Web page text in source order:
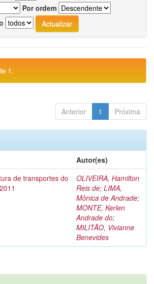
Por ordem
1.
Anterior 1 Próxima
Autor(es)
de transportes do
OLIVEIRA, Hamilton
Reis de; LIMA,
Mônica de Andrade;
MONTE, Kerlen
Andrade do;
MILITÃO, Vivianne
Benevides